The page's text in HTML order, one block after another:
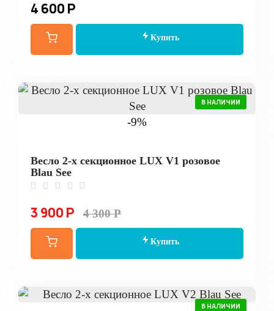
4 600 Р
Купить
-9%
В НАЛИЧИИ
Весло 2-х секционное LUX V1 розовое
Blau See
3 900 Р 4 300 Р
Купить
В НАЛИЧИИ